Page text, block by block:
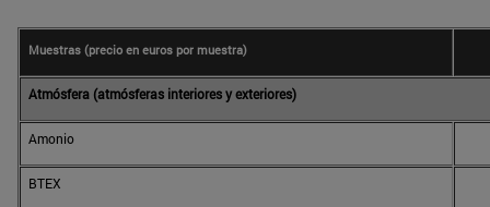
Muestras (precio en euros por muestra)
Atmósfera (atmósferas interiores y exteriores)
Amonio
BTEX